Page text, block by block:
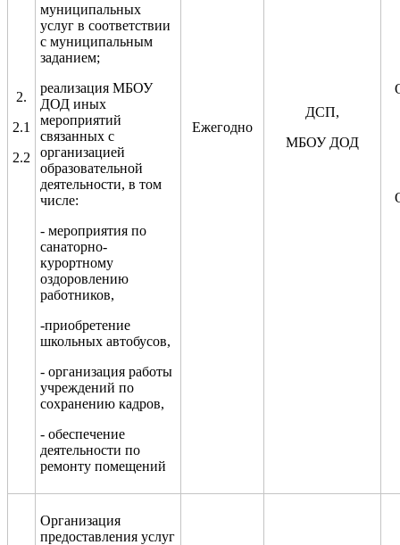
2.
2.1
2.2
муниципальных
услуг в соответствии
с муниципальным
заданием;
реализация МБОУ
ДОД иных
мероприятий
связанных с
организацией
образовательной
деятельности, в том
числе:
- мероприятия по
санаторно-
курортному
оздоровлению
работников,
-приобретение
школьных автобусов,
- организация работы
учреждений по
сохранению кадров,
- обеспечение
деятельности по
ремонту помещений
Ежегодно
ДСП,
МБОУ ДОД
Организация
предоставления услуг